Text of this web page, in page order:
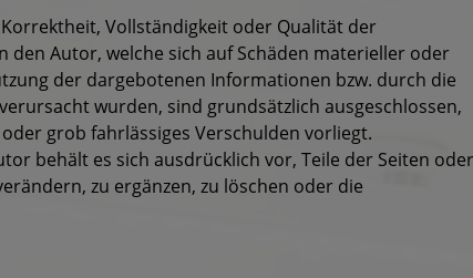
Vollständigkeit oder Qualität der
Autor, welche sich auf Schäden materieller oder
der dargebotenen Informationen bzw. durch die
wurden, sind grundsätzlich ausgeschlossen,
grob fahrlässiges Verschulden vorliegt.
behält es sich ausdrücklich vor, Teile der Seiten
zu ergänzen, zu löschen oder die